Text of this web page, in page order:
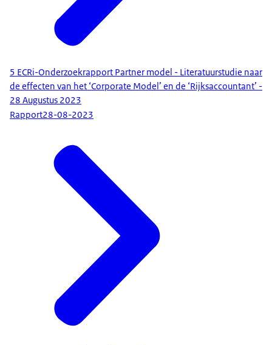
5 ECRi-Onderzoekrapport Partner model - Literatuurstudie naar
de effecten van het ‘Corporate Model’ en de ‘Rijksaccountant’ -
28 Augustus 2023
Rapport28-08-2023